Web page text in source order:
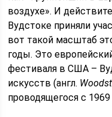
воздухе». И
Вудстоке приняли
вот такой масштаб
годы. Это
фестиваля в США –
искусств (англ.
проводящегося с 1969